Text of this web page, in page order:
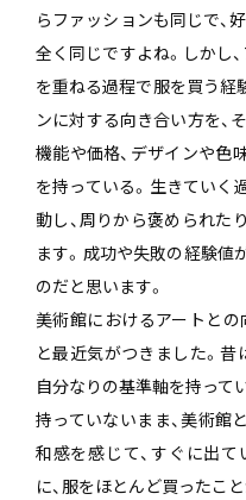
らファッションも同じで、
全く同じですよね。しかし
を重ねる過程で服を買う経
ンに対する向き合い方を、
機能や価格、デザインや色
を持っている。生きていく
動し、周りから褒められた
ます。成功や失敗の経験値
のだと思います。
美術館におけるアートと
と最近気がつきました。昔
自分なりの基準軸を持って
持っていないまま、美術館
和感を感じて、すぐに出
に、服をほとんど買ったこ